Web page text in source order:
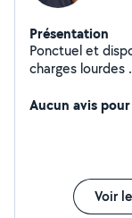
Présentation
Ponctuel et disponible Formé à la
charges lourdes
Aucun avis
Voir